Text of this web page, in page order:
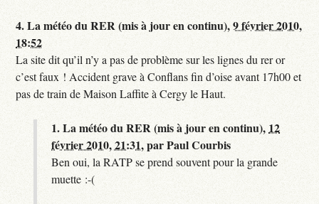
4.La météo du RER (mis à jour en continu),9 février 2010,
18:52
La site dit qu’il n’y a pas de problème sur les lignes du rer or
c’est faux ! Accident grave à Conflans fin d’oise avant 17h00 et
pas de train de Maison Laffite à Cergy le Haut.
1.La météo du RER (mis à jour en continu), 12
février 2010, 21:31,parPaul Courbis
Ben oui, la RATP se prend souvent pour la grande
muette :-(